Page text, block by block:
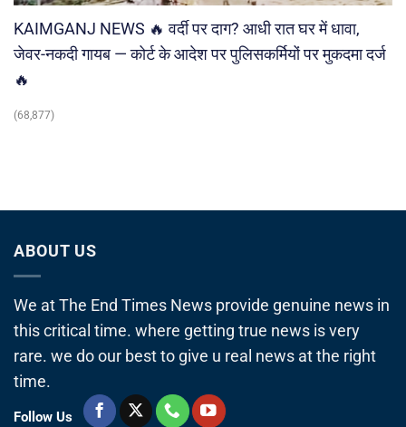
KAIMGANJ NEWS 🔥 वर्दी पर दाग? आधी रात घर में धावा,
जेवर-नकदी गायब — कोर्ट के आदेश पर पुलिसकर्मियों पर मुकदमा दर्ज
🔥
(68,877)
ABOUT US
We at The End Times News provide genuine news in
this critical time. where getting true news is very
rare. we do our best to give u real news at the right
time.
Follow Us